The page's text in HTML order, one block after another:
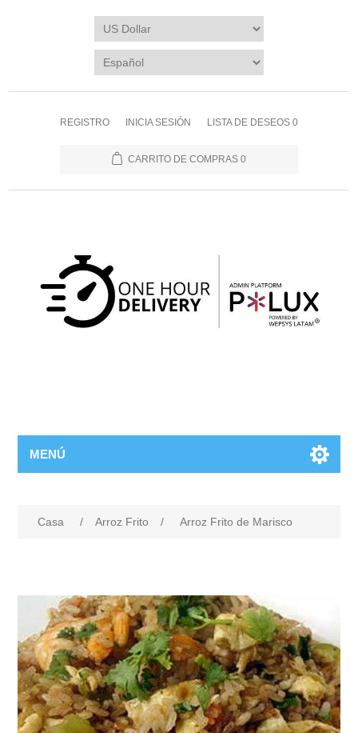
REGISTRO INICIA SESIÓN LISTA DE DESEOS 0
CARRITO DE COMPRAS 0
MENÚ
Casa / Arroz Frito / Arroz Frito de Marisco